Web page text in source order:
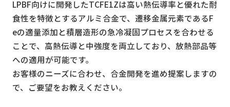
LPBF向けに開発したTCFE1Zは高い熱伝導率と優れた耐
食性を特徴とするアルミ合金で、遷移金属元素であるF
eの適量添加と積層造形の急冷凝固プロセスを合わせる
ことで、高熱伝導と中強度を両立しており、放熱部品等
への適用が可能です。
お客様のニーズに合わせ、合金開発を進め提案しますの
で、ご要望をお教えください。